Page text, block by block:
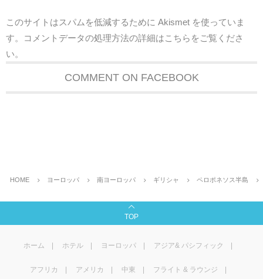
このサイトはスパムを低減するために Akismet を使っていま
す。
コメントデータの処理方法の詳細はこちらをご覧くださ
い。
COMMENT ON FACEBOOK
HOME ヨーロッパ 南ヨーロッパ ギリシャ ペロポネソス半島
TOP
ホーム ホテル ヨーロッパ アジア& パシフィック
アフリカ アメリカ 中東 フライト & ラウンジ